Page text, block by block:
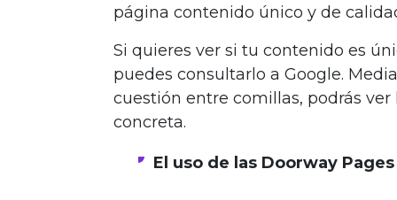
página contenido único y de
Si quieres ver si tu contenido es
puedes consultarlo a Google.
cuestión entre comillas, podrás
concreta.
El uso de las Doorway Pages